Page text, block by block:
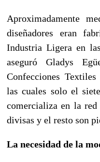
Aproximadamente
diseñadores eran
Industria Ligera en
aseguró Gladys
Confecciones
las cuales solo el
comercializa en la red
divisas y el resto son
La necesidad de la